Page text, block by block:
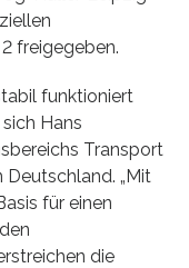
freigegeben.
funktioniert
Hans
Transport
„Mit
für einen
die